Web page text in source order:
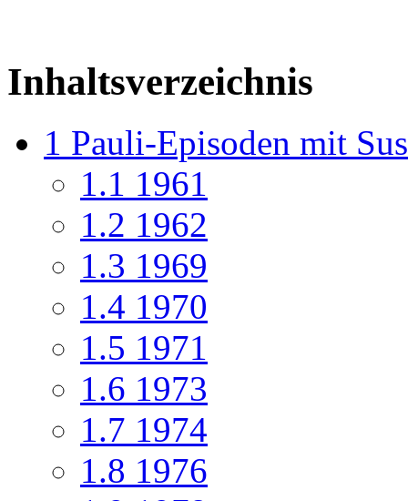
Inhaltsverzeichnis
1 Pauli-Episoden mit
1.1 1961
1.2 1962
1.3 1969
1.4 1970
1.5 1971
1.6 1973
1.7 1974
1.8 1976